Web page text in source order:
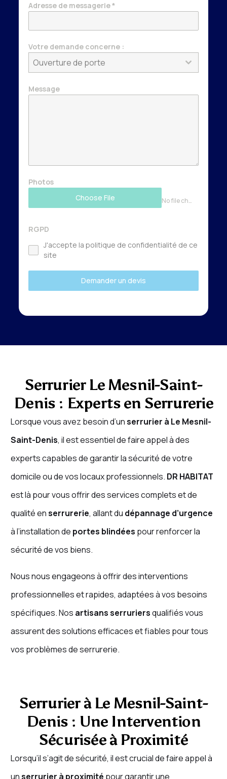
Adresse de messagerie*
Votre demande concerne :
Ouverture de porte
Message
Photos
Choose File
No file chosen
RGPD
J'accepte la politique de confidentialité de ce
site
Demander un devis
Serrurier Le Mesnil-Saint-
Denis : Experts en Serrurerie
Lorsque vous avez besoin d’unserrurier à Le Mesnil-
Saint-Denis, il est essentiel de faire appel à des
experts capables de garantir la sécurité de votre
domicile ou de vos locaux professionnels. DR HABITAT
est là pour vous offrir des services complets et de
qualité enserrurerie, allant du dépannage d’urgence
à l’installation de portes blindées pour renforcer la
sécurité de vos biens.
Nous nous engageons à offrir des interventions
professionnelles et rapides, adaptées à vos besoins
spécifiques. Nos artisans serruriersqualifiés vous
assurent des solutions efficaces et fiables pour tous
vos problèmes de serrurerie.
Serrurier à Le Mesnil-Saint-
Denis : Une Intervention
Sécurisée à Proximité
Lorsqu’il s’agit de sécurité, il est crucial de faire appel à
unserrurier à proximité pour garantir une